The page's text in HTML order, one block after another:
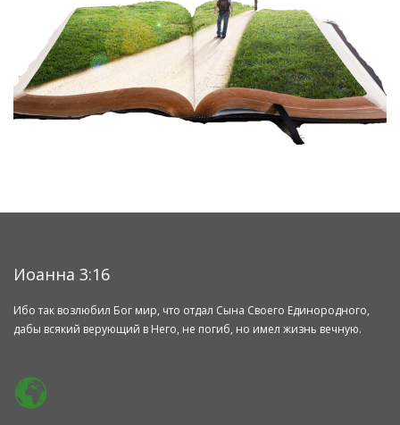
Иоанна 3:16
Ибо так возлюбил Бог мир, что отдал Сына Своего Единородного,
дабы всякий верующий в Него, не погиб, но имел жизнь вечную.